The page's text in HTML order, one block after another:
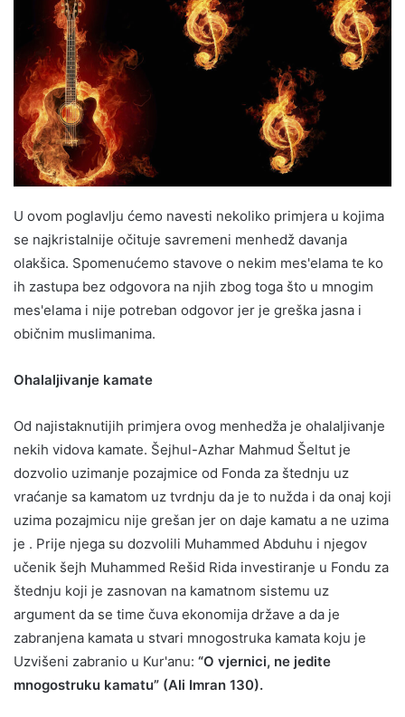
U ovom poglavlju ćemo navesti nekoliko primjera u kojima
se najkristalnije očituje savremeni menhedž davanja
olakšica. Spomenućemo stavove o nekim mes'elama te ko
ih zastupa bez odgovora na njih zbog toga što u mnogim
mes'elama i nije potreban odgovor jer je greška jasna i
običnim muslimanima.
Ohalaljivanje kamate
Od najistaknutijih primjera ovog menhedža je ohalaljivanje
nekih vidova kamate. Šejhul-Azhar Mahmud Šeltut je
dozvolio uzimanje pozajmice od Fonda za štednju uz
vraćanje sa kamatom uz tvrdnju da je to nužda i da onaj koji
uzima pozajmicu nije grešan jer on daje kamatu a ne uzima
je . Prije njega su dozvolili Muhammed Abduhu i njegov
učenik šejh Muhammed Rešid Rida investiranje u Fondu za
štednju koji je zasnovan na kamatnom sistemu uz
argument da se time čuva ekonomija države a da je
zabranjena kamata u stvari mnogostruka kamata koju je
Uzvišeni zabranio u Kur'anu: “O vjernici, ne jedite
mnogostruku kamatu” (Ali Imran 130).